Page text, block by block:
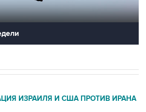
ИЗРАИЛЯ И США ПРОТИВ ИРАНА